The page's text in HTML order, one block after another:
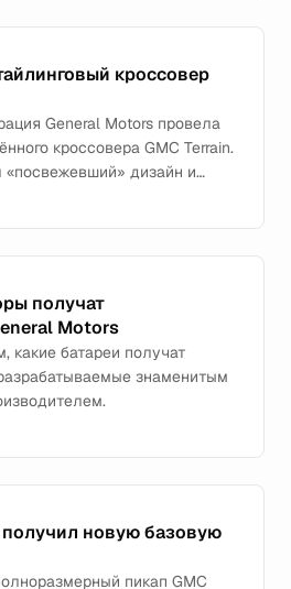
кроссовер
General Motors провела
кроссовера GMC Terrain.
дизайн и
получат
Motors
какие батареи получат
знаменитым
получил новую базовую
пикап GMC